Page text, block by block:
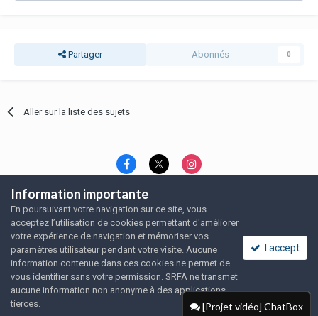
Partager Abonnés 0
Aller sur la liste des sujets
[Projet vidéo] ChatBox
Langue Thème
Politique de confidentialité
Nous contacter
Nous contacter
SRFA, l'association des amoureux du rat domestique
Powered by Invision Community
Information importante
En poursuivant votre navigation sur ce site, vous
acceptez l’utilisation de cookies permettant d'améliorer
votre expérience de navigation et mémoriser vos
paramètres utilisateur pendant votre visite. Aucune
information contenue dans ces cookies ne permet de
vous identifier sans votre permission. SRFA ne transmet
aucune information non anonyme à des applications
tierces.
I accept